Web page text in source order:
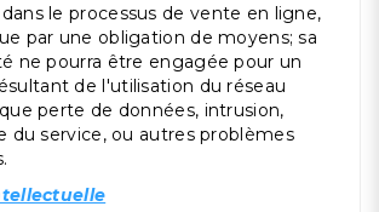
le processus de vente en ligne,
par une obligation de moyens; sa
ne pourra être engagée pour un
de l'utilisation du réseau
perte de données, intrusion,
du service, ou autres problèmes